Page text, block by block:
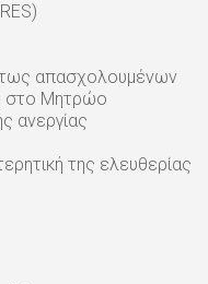
απασχολουμένων
στο Μητρώο
ανεργίας
της ελευθερίας